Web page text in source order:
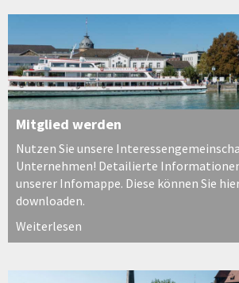
Mitglied werden
Nutzen Sie unsere
Unternehmen! Detailierte
unserer Infomappe. Diese können Sie
downloaden.
Weiterlesen